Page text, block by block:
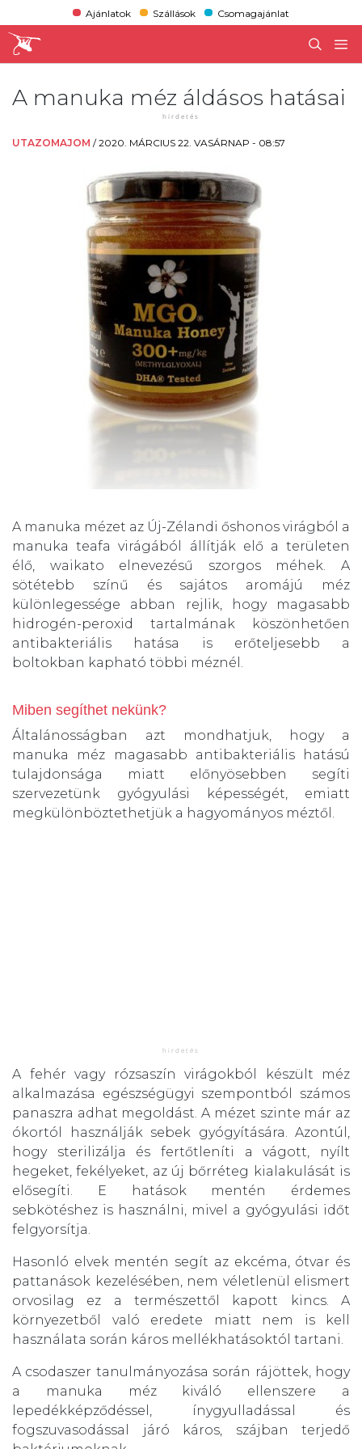
Ajánlatok Szállások Csomagajánlat
A manuka méz áldásos hatásai
UTAZOMAJOM /2020. MÁRCIUS 22. VASÁRNAP - 08:57
A manuka mézet az Új-Zélandi őshonos virágból a
manuka teafa virágából állítják elő a területen
élő, waikato elnevezésű szorgos méhek. A
sötétebb színű és sajátos aromájú méz
különlegessége abban rejlik, hogy magasabb
hidrogén-peroxid tartalmának köszönhetően
antibakteriális hatása is erőteljesebb a
boltokban kapható többi méznél.
Miben segíthet nekünk?
Általánosságban azt mondhatjuk, hogy a
manuka méz magasabb antibakteriális hatású
tulajdonsága miatt előnyösebben segíti
szervezetünk gyógyulási képességét, emiatt
megkülönböztethetjük a hagyományos méztől.
A fehér vagy rózsaszín virágokból készült méz
alkalmazása egészségügyi szempontból számos
panaszra adhat megoldást. A mézet szinte már az
ókortól használják sebek gyógyítására. Azontúl,
hogy sterilizálja és fertőtleníti a vágott, nyílt
hegeket, fekélyeket, az új bőrréteg kialakulását is
elősegíti. E hatások mentén érdemes
sebkötéshez is használni, mivel a gyógyulási időt
felgyorsítja.
Hasonló elvek mentén segít az ekcéma, ótvar és
pattanások kezelésében, nem véletlenül elismert
orvosilag ez a természettől kapott kincs. A
környezetből való eredete miatt nem is kell
használata során káros mellékhatásoktól tartani.
A csodaszer tanulmányozása során rájöttek, hogy
a manuka méz kiváló ellenszere a
lepedékképződéssel, ínygyulladással és
fogszuvasodással járó káros, szájban terjedő